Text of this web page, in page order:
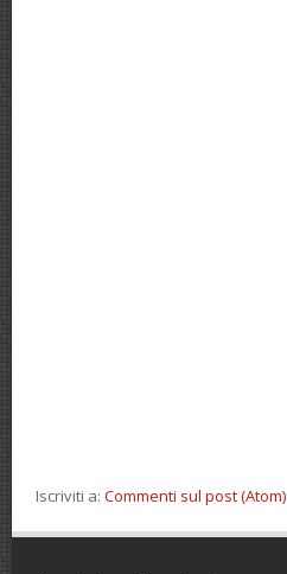
Iscriviti a: Commenti sul post (Atom)